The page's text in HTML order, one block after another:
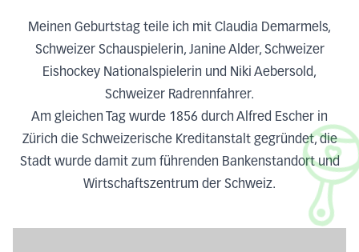
Meinen Geburtstag teile ich mit Claudia Demarmels,
Schweizer Schauspielerin, Janine Alder, Schweizer
Eishockey Nationalspielerin und Niki Aebersold,
Schweizer Radrennfahrer.
Am gleichen Tag wurde 1856 durch Alfred Escher in
Zürich die Schweizerische Kreditanstalt gegründet, die
Stadt wurde damit zum führenden Bankenstandort und
Wirtschaftszentrum der Schweiz.